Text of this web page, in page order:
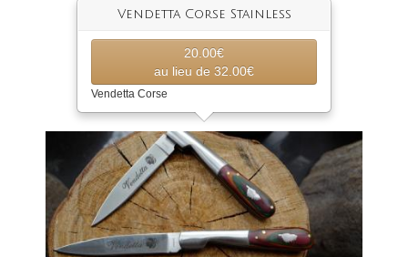
Vendetta Corse Stainless
20.00€
au lieu de 32.00€
Vendetta Corse